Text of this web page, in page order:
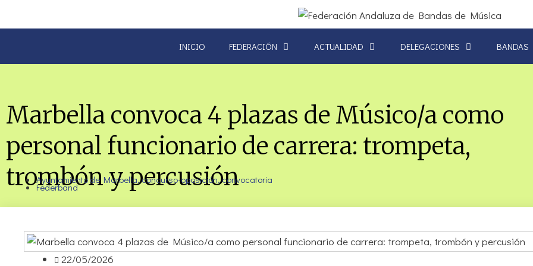
INICIO FEDERACIÓN ACTUALIDAD DELEGACIONES BANDAS
Marbella convoca 4 plazas de Músico/a como
personal funcionario de carrera: trompeta,
trombón y percusión
Federband
Ayuntamiento de Marbella,concurso-oposición,convocatoria
22/05/2026